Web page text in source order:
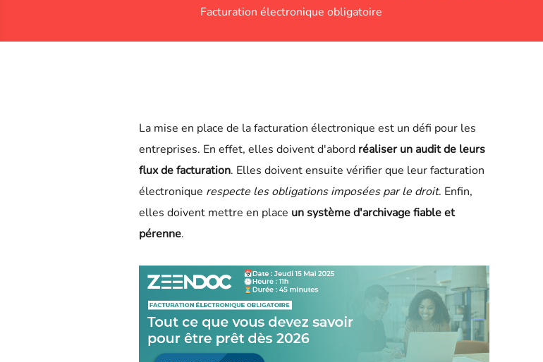
Facturation électronique obligatoire
La mise en place de la facturation électronique est un défi pour les
entreprises. En effet, elles doivent d'abord réaliser un audit de leurs
flux de facturation. Elles doivent ensuite vérifier que leur facturation
électronique respecte les obligations imposées par le droit. Enfin,
elles doivent mettre en place un système d'archivage fiable et
pérenne.